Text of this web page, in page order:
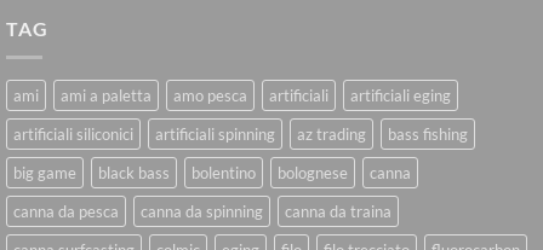
TAG
ami ami a paletta amo pesca artificiali
artificiali eging
artificiali siliconici
artificiali spinning az trading
bass fishing
big game
black bass bolentino bolognese
canna
canna da pesca
canna da spinning
canna da traina